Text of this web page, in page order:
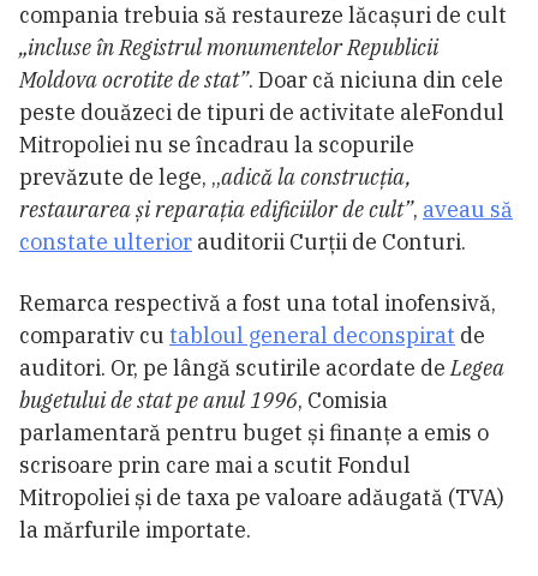
compania trebuia să restaureze lăcașuri de cult
„incluse în Registrul monumentelor Republicii
Moldova ocrotite de stat”. Doar că niciuna din cele
peste douăzeci de tipuri de activitate aleFondul
Mitropoliei nu se încadrau la scopurile
prevăzute de lege, „adică la construcția,
restaurarea și reparația edificiilor de cult”, aveau să
constate ulterior auditorii Curții de Conturi.
Remarca respectivă a fost una total inofensivă,
comparativ cu tabloul general deconspirat de
auditori. Or, pe lângă scutirile acordate deLegea
bugetului de stat pe anul 1996, Comisia
parlamentară pentru buget și finanțe a emis o
scrisoare prin care mai a scutit Fondul
Mitropoliei și de taxa pe valoare adăugată (TVA)
la mărfurile importate.